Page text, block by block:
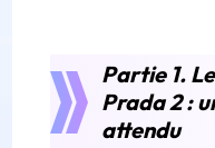
Partie 1.
Prada 2:
attendu